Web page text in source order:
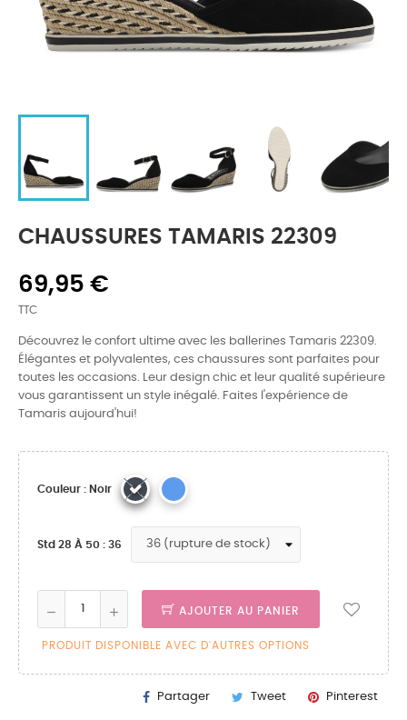
CHAUSSURES TAMARIS 22309
69,95 €
TTC
Découvrez le confort ultime avec les ballerines Tamaris 22309.
Élégantes et polyvalentes, ces chaussures sont parfaites pour
toutes les occasions. Leur design chic et leur qualité supérieure
vous garantissent un style inégalé. Faites l'expérience de
Tamaris aujourd'hui!
Couleur : Noir
Std 28 À 50 : 36
AJOUTER AU PANIER
PRODUIT DISPONIBLE AVEC D'AUTRES OPTIONS
Partager Tweet Pinterest